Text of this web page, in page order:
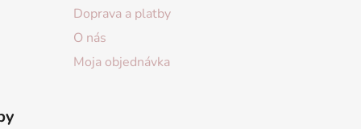
Doprava a platby
O nás
Moja objednávka